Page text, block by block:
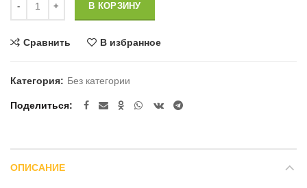
В КОРЗИНУ
Сравнить В избранное
Категория: Без категории
Поделиться
ОПИСАНИЕ